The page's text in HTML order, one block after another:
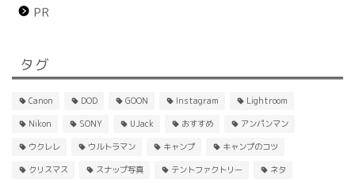
PR
タグ
Canon DOD GOON Instagram Lightroom
Nikon SONY UJack おすすめ アンパンマン
ウクレレ ウルトラマン キャンプ キャンプのコツ
クリスマス スナップ写真 テントファクトリー ネタ